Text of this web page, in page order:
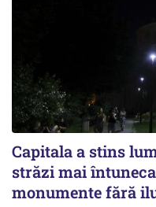
Capitala a stins
străzi mai
monumente fără